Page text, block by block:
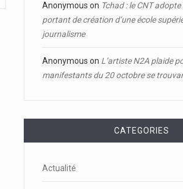
Anonymous on Tchad : le CNT
portant de création d’une école
journalisme
Anonymous on L’artiste N2A plaide
manifestants du 20 octobre se
CATEGORIES
Actualité